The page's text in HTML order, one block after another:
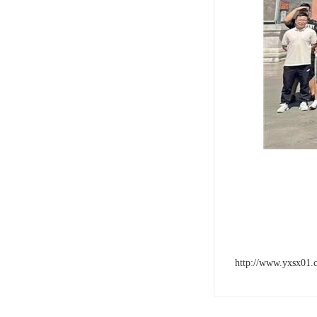
http://